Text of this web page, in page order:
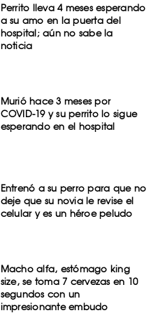
Perrito lleva 4 meses esperando
a su amo en la puerta del
hospital; aún no sabe la
noticia
Murió hace 3 meses por
COVID-19 y su perrito lo sigue
esperando en el hospital
Entrenó a su perro para que no
deje que su novia le revise el
celular y es un héroe peludo
Macho alfa, estómago king
size, se toma 7 cervezas en 10
segundos con un
impresionante embudo